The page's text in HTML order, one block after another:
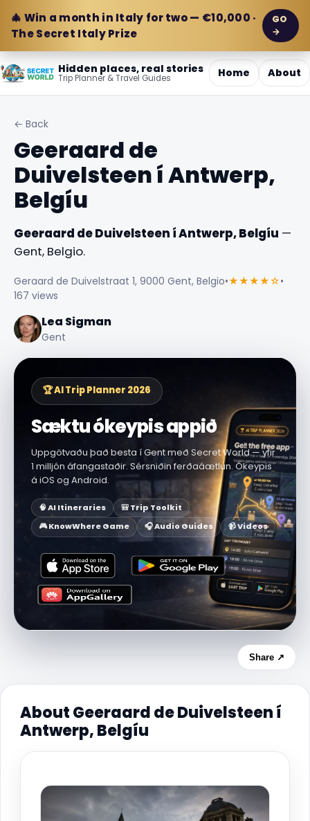
🎄 Win a month in Italy for two — €10,000 ·
The Secret Italy Prize
GO
→
Hidden places, real stories
Trip Planner & Travel Guides Home About
← Back
Geeraard de
Duivelsteen í Antwerp,
Belgíu
Geeraard de Duivelsteen í Antwerp, Belgíu —
Gent, Belgio.
Geraard de Duivelstraat 1, 9000 Gent, Belgio•★★★★☆•
167 views
Lea Sigman
Gent
🏆 AI Trip Planner 2026
Sæktu ókeypis appið
Uppgötvaðu það besta í Gent með Secret World — yfir
1 milljón áfangastaðir. Sérsniðin ferðaáætlun. Ókeypis
á iOS og Android.
🧠 AI Itineraries
🎒 Trip Toolkit
🎮 KnowWhere Game
🎧 Audio Guides 📹 Videos
Share ↗
About Geeraard de Duivelsteen í
Antwerp, Belgíu